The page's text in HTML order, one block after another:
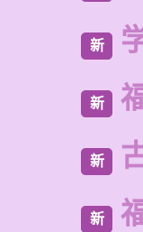
新
新
新
新